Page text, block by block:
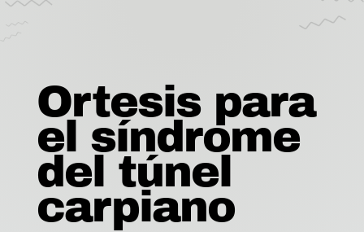
Ortesis para
el síndrome
del túnel
carpiano